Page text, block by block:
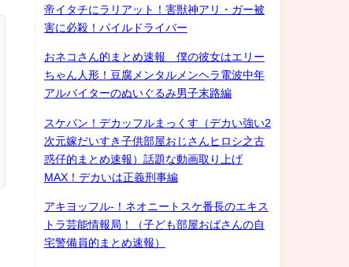
帝イタチにラリアット！害獣神アリ・ガー被
害に必殺！パイルドライバー
おネコさん的まとめ速報 僕の彼女はエリー
ちゃん人形！豆腐メンタルメンヘラ電波中年
アルバイターのぬいぐるみ男子末路編
スケバン！デカッフルまっくす（デカい強い2
次元嫁だいすき子供部屋おじさんヒロシ之古
惑仔的まとめ速報）話題な動画取り上げ
MAX！デカいは正義刑事編
アキヨッフル-！ネオニートスケ番長のエキス
トラ芸能情報局！（子ども部屋おばさんの自
宅警備員的まとめ速報）